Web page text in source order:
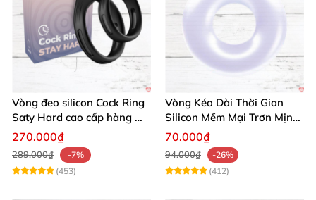
Vòng đeo silicon Cock Ring
Saty Hard cao cấp hàng Mỹ
chất lượng
270.000₫
289.000₫
-7%
(453)
Vòng Kéo Dài Thời Gian
Silicon Mềm Mại Trơn Mịn
Tăng Khoái Cảm
70.000₫
94.000₫
-26%
(412)